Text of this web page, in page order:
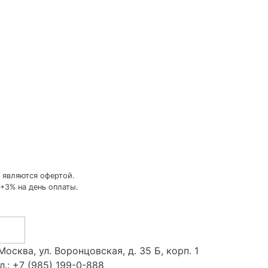
офертой.
на день оплаты.
ул. Воронцовская, д. 35 Б, корп. 1
+7 (985) 199-0-888